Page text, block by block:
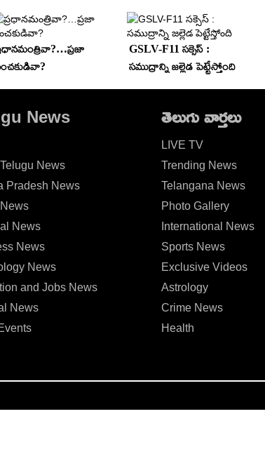
GSLV-F11 సక్సెస్ :
సముద్రాన్ని జల్లెడ పెట్టేస్తోంది
News
News
Pradesh News
News
News
News
and Jobs News
News
తెలుగు వార్తలు
LIVE TV
Trending News
Telangana News
Photo Gallery
International News
Sports News
Exclusive Videos
Astrology
Crime News
Health